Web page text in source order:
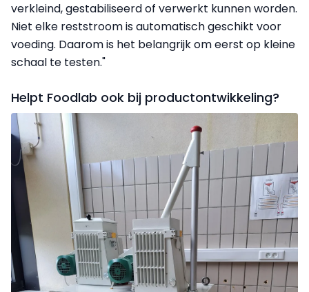
verkleind, gestabiliseerd of verwerkt kunnen worden.
Niet elke reststroom is automatisch geschikt voor
voeding. Daarom is het belangrijk om eerst op kleine
schaal te testen."
Helpt Foodlab ook bij productontwikkeling?